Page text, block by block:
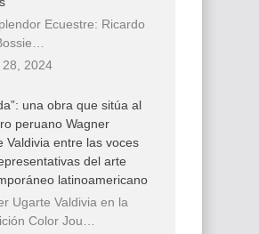
Ecuestre: Ricardo
28, 2024
una obra que sitúa al
peruano Wagner
Valdivia entre las voces
del arte
latinoamericano
Ugarte Valdivia en la
Color Jou…